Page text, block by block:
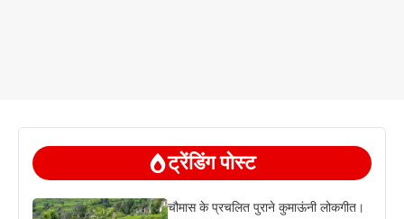
ट्रेंडिंग पोस्ट
चौमास के प्रचलित पुराने कुमाऊंनी लोकगीत।